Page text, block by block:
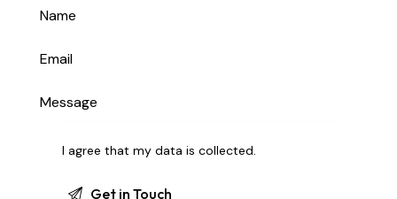
I agree that my data iscollected.